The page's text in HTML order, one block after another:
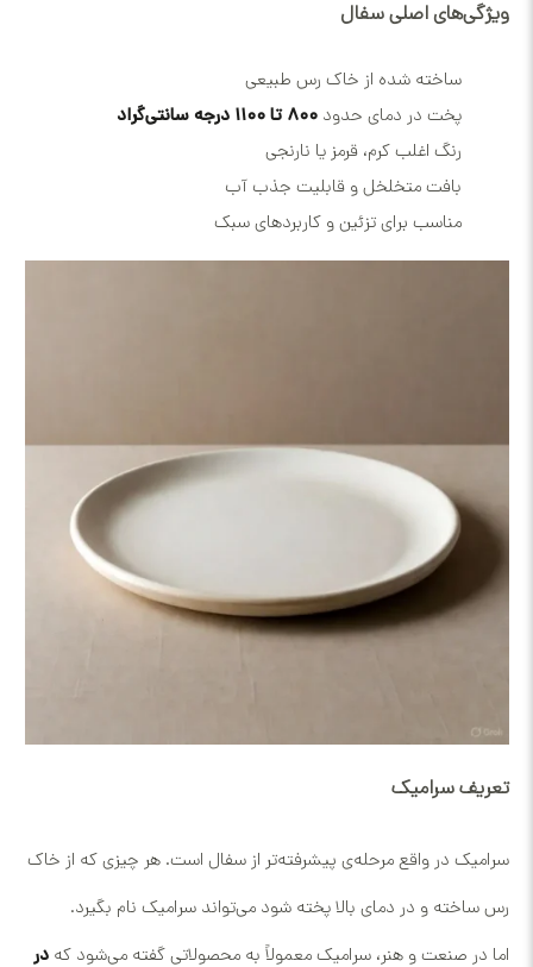
ویژگی‌های اصلی سفال
ساخته شده از خاک رس طبیعی
پخت در دمای حدود۸۰۰ تا ۱۱۰۰ درجه سانتی‌گراد
رنگ اغلب کرم، قرمز یا نارنجی
بافت متخلخل و قابلیت جذب آب
مناسب برای تزئین و کاربردهای سبک
تعریف سرامیک
سرامیک در واقع مرحله‌ی پیشرفته‌تر از سفال است. هر چیزی که از خاک
رس ساخته و در دمای بالا پخته شود می‌تواند سرامیک نام بگیرد.
اما در صنعت و هنر، سرامیک معمولاً به محصولاتی گفته می‌شود کهدر